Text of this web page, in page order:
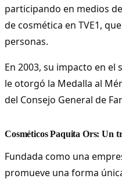
participando en medios
de cosmética en TVE1,
personas.
En 2003, su impacto en
le otorgó la Medalla al
del Consejo General de
Cosméticos Paquita Ors: Un
Fundada como una
promueve una forma